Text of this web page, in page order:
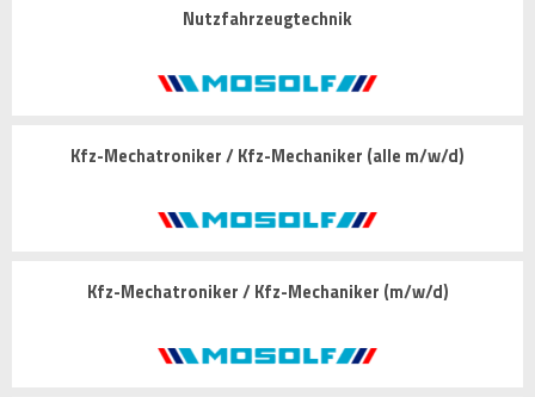
Nutzfahrzeugtechnik
Kfz-Mechatroniker / Kfz-Mechaniker (alle m/w/d)
Kfz-Mechatroniker / Kfz-Mechaniker (m/w/d)